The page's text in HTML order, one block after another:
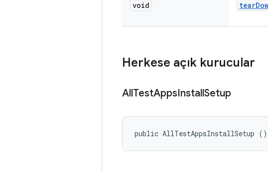
void tear
Herkese açık kurucular
AllTestAppsInstallSetup
public AllTestAppsInstallSetup ()